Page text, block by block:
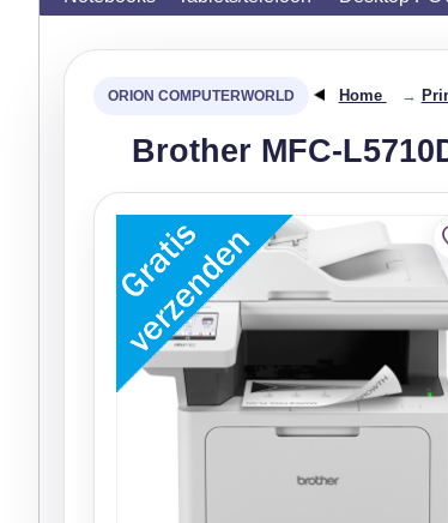
Home →
Brother MFC-